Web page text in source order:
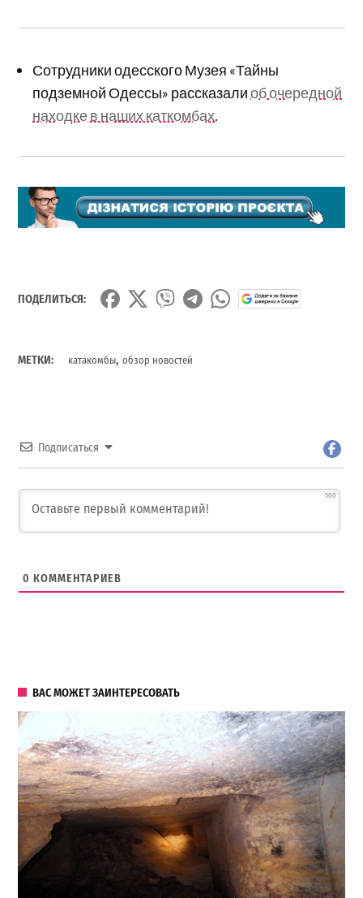
Сотрудники одесского Музея «Тайны
подземной Одессы» рассказалиоб очередной
находке в наших каткомбах.
ПОДЕЛИТЬСЯ:
МЕТКИ: катакомбы,обзор новостей
Подписаться
500
0 КОММЕНТАРИЕВ
ВАС МОЖЕТ ЗАИНТЕРЕСОВАТЬ